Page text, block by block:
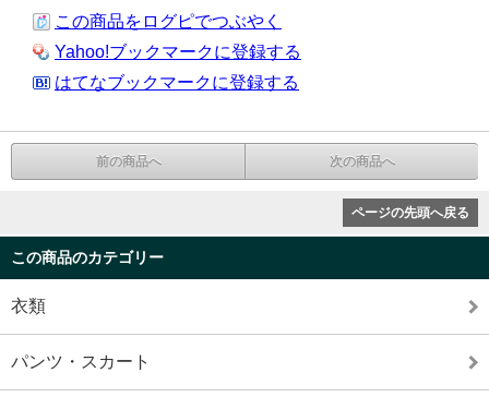
この商品をログピでつぶやく
Yahoo!ブックマークに登録する
はてなブックマークに登録する
前の商品へ 次の商品へ
ページの先頭へ戻る
この商品のカテゴリー
衣類
パンツ・スカート